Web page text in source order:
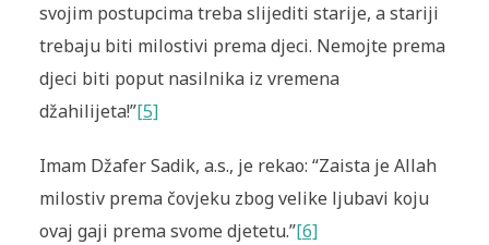
svojim postupcima treba slijediti starije, a stariji
trebaju biti milostivi prema djeci. Nemojte prema
djeci biti poput nasilnika iz vremena
džahilijeta!”[5]
Imam Džafer Sadik, a.s., je rekao: “Zaista je Allah
milostiv prema čovjeku zbog velike ljubavi koju
ovaj gaji prema svome djetetu.”[6]